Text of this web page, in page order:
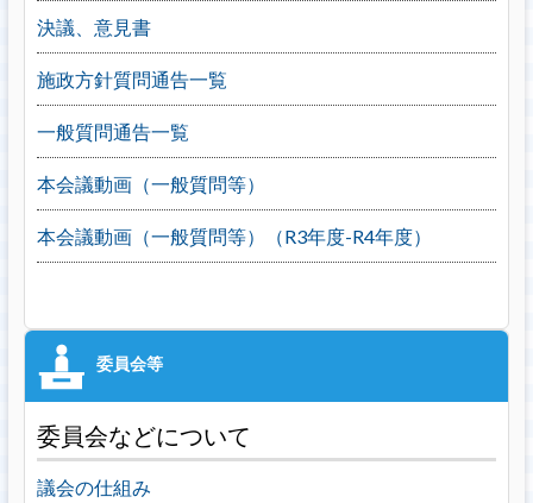
決議、意見書
施政方針質問通告一覧
一般質問通告一覧
本会議動画（一般質問等）
本会議動画（一般質問等）（R3年度-R4年度）
委員会などについて
議会の仕組み